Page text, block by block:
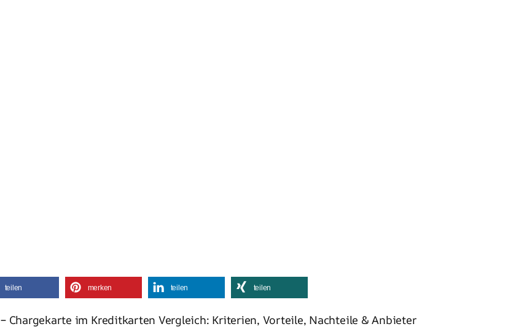
teilen merken teilen teilen
– Chargekarte im Kreditkarten Vergleich: Kriterien, Vorteile, Nachteile & Anbieter